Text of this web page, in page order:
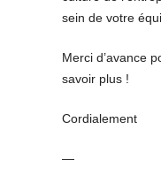
sein de votre
Merci d’avance
savoir plus !
Cordialement
—